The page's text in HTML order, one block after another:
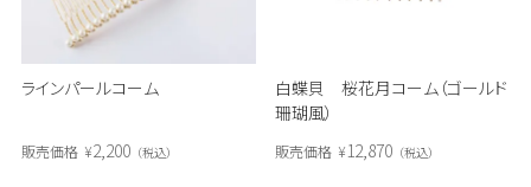
ラインパールコーム
販売価格 ¥2,200 税込
白蝶貝 桜花月コーム（ゴールド
珊瑚風）
販売価格 ¥12,870 税込